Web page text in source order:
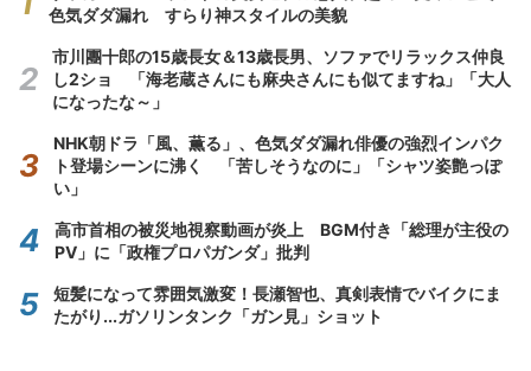
色気ダダ漏れ すらり神スタイルの美貌
市川團十郎の15歳長女＆13歳長男、ソファでリラックス仲良
し2ショ 「海老蔵さんにも麻央さんにも似てますね」「大人
になったな～」
NHK朝ドラ「風、薫る」、色気ダダ漏れ俳優の強烈インパク
ト登場シーンに沸く 「苦しそうなのに」「シャツ姿艶っぽ
い」
高市首相の被災地視察動画が炎上 BGM付き「総理が主役の
PV」に「政権プロパガンダ」批判
短髪になって雰囲気激変！長瀬智也、真剣表情でバイクにま
たがり...ガソリンタンク「ガン見」ショット